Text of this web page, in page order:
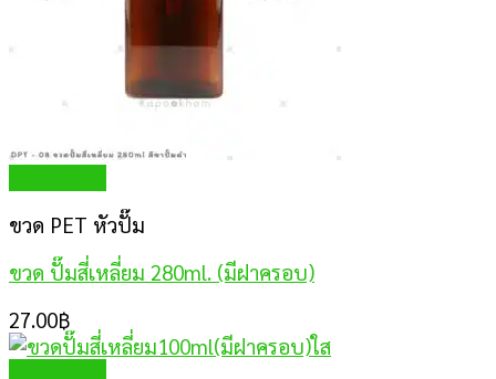
ขวด PET หัวปั๊ม
ขวด ปั๊มสี่เหลี่ยม 280ml. (มีฝาครอบ)
27.00฿